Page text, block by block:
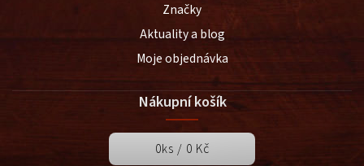
Značky
Aktuality a blog
Moje objednávka
Nákupní košík
0ks / 0 Kč